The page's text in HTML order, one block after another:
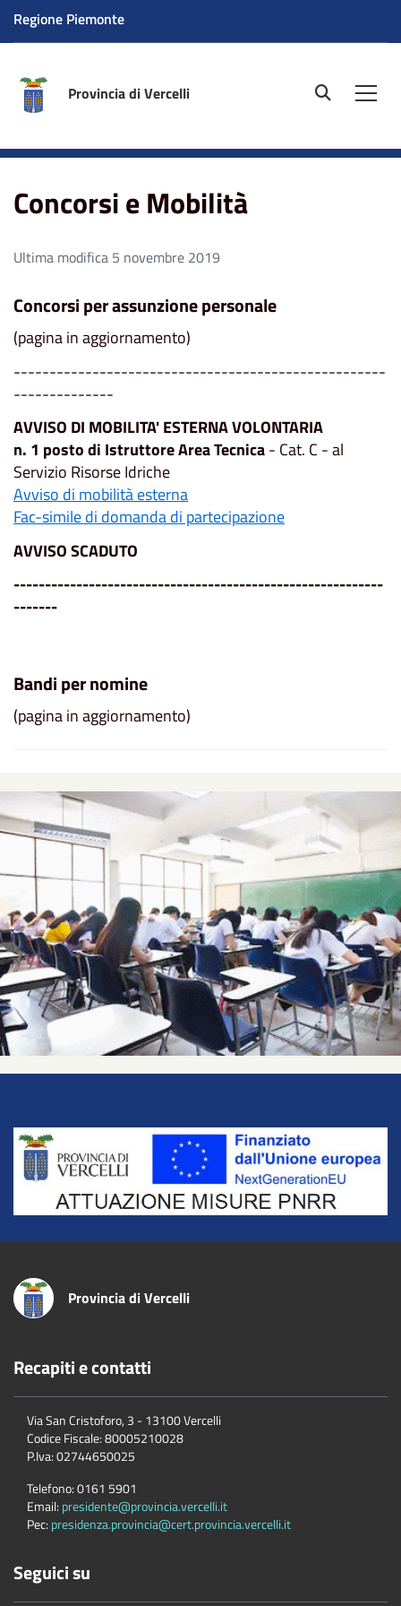
Regione Piemonte
Provincia di Vercelli site.searc
Concorsi e Mobilità
Ultima modifica 5 novembre 2019
Concorsi per assunzione personale
(pagina in aggiornamento)
----------------------------------------------------
--------------
AVVISO DI MOBILITA' ESTERNA VOLONTARIA
n. 1 posto di Istruttore Area Tecnica- Cat. C - al
Servizio Risorse Idriche
Avviso di mobilità esterna
Fac-simile di domanda di partecipazione
AVVISO SCADUTO
-----------------------------------------------------------
-------
Bandi per nomine
(pagina in aggiornamento)
Title
Provincia di Vercelli
Recapiti e contatti
Via San Cristoforo, 3 - 13100 Vercelli
Codice Fiscale:80005210028
P.Iva:02744650025
Telefono:0161 5901
Email: presidente@provincia.vercelli.it
Pec: presidenza.provincia@cert.provincia.vercelli.it
Seguici su